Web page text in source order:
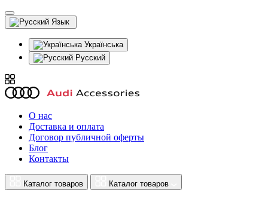
Язык
Українська
Русский
О нас
Доставка и оплата
Договор публичной оферты
Блог
Контакты
Каталог товаров Каталог товаров